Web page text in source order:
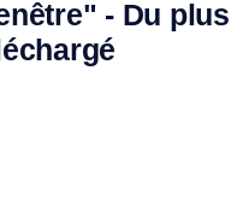
- Du plus